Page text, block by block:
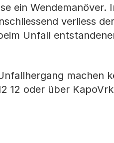
ein Wendemanöver.
verliess
Unfall
machen
12 oder über